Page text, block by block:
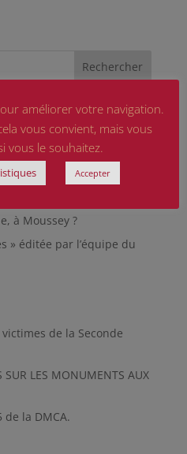
femme résistante
d’hier et
à Moussey ?
» éditée par l’équipe du
de la Seconde
SUR LES MONUMENTS AUX
de la DMCA.
améliorer votre navigation.
vous convient, mais vous
vous le souhaitez.
Accepter